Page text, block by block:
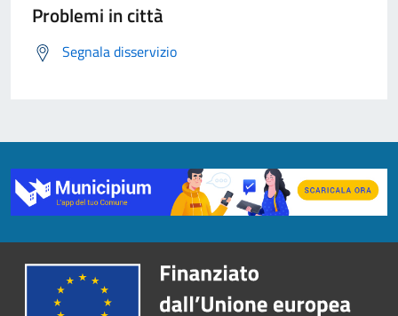
Problemi in città
Segnala disservizio